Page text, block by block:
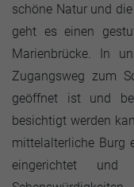
schöne Natur und
geht es einen
Marienbrücke. In
Zugangsweg zum
geöffnet ist und
besichtigt werden
mittelalterliche Burg
eingerichtet